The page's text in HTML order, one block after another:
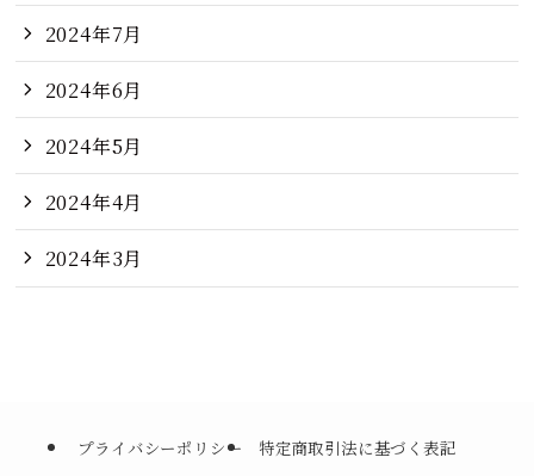
2024年7月
2024年6月
2024年5月
2024年4月
2024年3月
プライバシーポリシー 特定商取引法に基づく表記